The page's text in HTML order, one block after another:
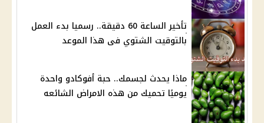
تأخير الساعة 60 دقيقة.. رسميا بدء العمل
بالتوقيت الشتوي فى هذا الموعد
ماذا يحدث لجسمك.. حبة أفوكادو واحدة
يوميًا تحميك من هذه الامراض الشائعه